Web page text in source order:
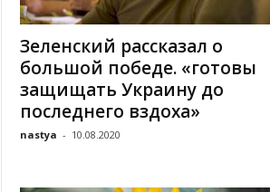
Зеленский рассказал о
большой победе. «готовы
защищать Украину до
последнего вздоха»
nastya - 10.08.2020